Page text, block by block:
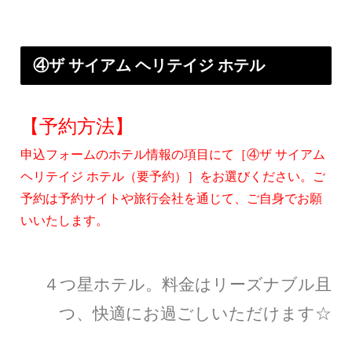
④ザ サイアム ヘリテイジ ホテル
【予約方法】
申込フォームのホテル情報の項目にて［④ザ サイアム
ヘリテイジ ホテル（要予約）］をお選びください。ご
予約は予約サイトや旅行会社を通じて、ご自身でお願
いいたします。
４つ星ホテル。料金はリーズナブル且
つ、快適にお過ごしいただけます☆